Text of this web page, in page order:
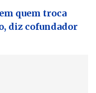
quem troca
diz cofundador